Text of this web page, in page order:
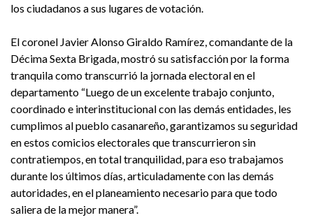
los ciudadanos a sus lugares de votación.
El coronel Javier Alonso Giraldo Ramírez, comandante de la
Décima Sexta Brigada, mostró su satisfacción por la forma
tranquila como transcurrió la jornada electoral en el
departamento “Luego de un excelente trabajo conjunto,
coordinado e interinstitucional con las demás entidades, les
cumplimos al pueblo casanareño, garantizamos su seguridad
en estos comicios electorales que transcurrieron sin
contratiempos, en total tranquilidad, para eso trabajamos
durante los últimos días, articuladamente con las demás
autoridades, en el planeamiento necesario para que todo
saliera de la mejor manera”.